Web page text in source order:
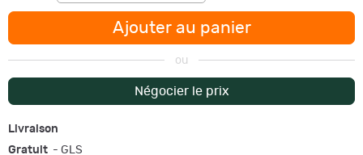
Ajouter au panier
ou
Négocier le prix
Livraison
Gratuit - GLS